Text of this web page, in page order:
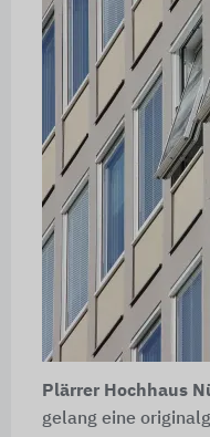
Plärrer Hochhaus
gelang eine